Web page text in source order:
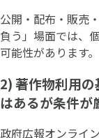
公開・配布・販売
負う」場面では、
可能性があります。
2) 著作物利用
はあるが条件が
政府広報オンライ